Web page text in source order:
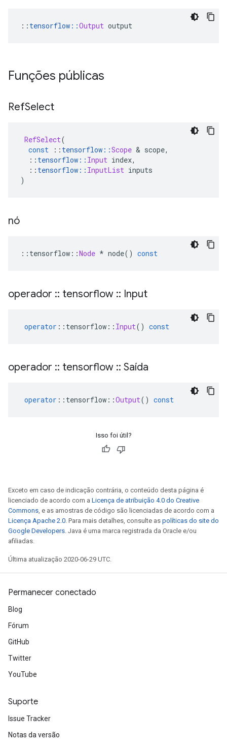
:: tensorflow ::Output output
Funções públicas
RefSelect
RefSelect(
const
:: tensorflow ::Scope & scope,
:: tensorflow :: Input index,
:: tensorflow :: InputList inputs
)
nó
:: tensorflow ::Node * node() const
operador :: tensorflow :: Input
operator :: tensorflow :: Input() const
operador :: tensorflow :: Saída
operator :: tensorflow ::Output() const
Isso foi útil?
Exceto em caso de indicação contrária, o conteúdo desta página é
licenciado de acordo com a Licença de atribuição 4.0 do Creative
Commons, e as amostras de código são licenciadas de acordo com a
Licença Apache 2.0. Para mais detalhes, consulte as políticas do site do
Google Developers. Java é uma marca registrada da Oracle e/ou
afiliadas.
Última atualização 2020-06-29 UTC.
Permanecer conectado
Blog
Fórum
GitHub
Twitter
YouTube
Suporte
Issue Tracker
Notas da versão